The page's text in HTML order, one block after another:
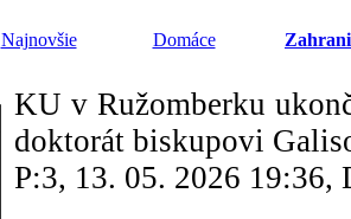
Najnovšie Domáce
KU v Ružomberku
doktorát biskupovi
P:3, 13. 05. 2026 19:36,